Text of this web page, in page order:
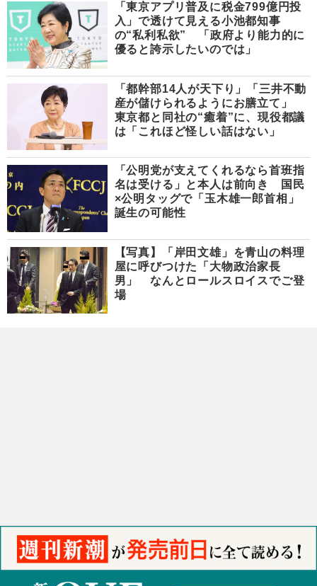
「東京アプリ普及に税金799億円投
入」で透けて見える小池都知事
の“私利私欲” 「政府より能力的に
優ると誇示したいのでは」
「都幹部14人が天下り」「三井不動
産が儲けられるようにお膳立て」
東京都と同社の“癒着”に、現役都議
は「これほど怪しい話はない」
「公明党が支えてくれるなら首班指
名は受ける」と本人は前向き 国民
×公明タッグで「玉木雄一郎首相」
誕生の可能性
【写真】「岸田文雄」を青山の料理
屋に呼びつけた「大物政治家長
男」 なんとロールスロイスでご登
場